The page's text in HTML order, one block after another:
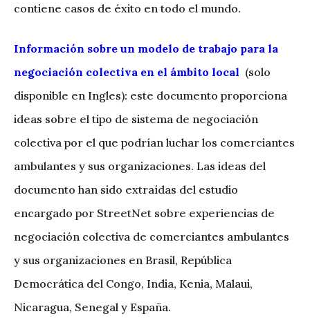
contiene casos de éxito en todo el mundo.
Información sobre un modelo de trabajo para la
negociación colectiva en el ámbito local (solo
disponible en Ingles): este documento proporciona
ideas sobre el tipo de sistema de negociación
colectiva por el que podrían luchar los comerciantes
ambulantes y sus organizaciones. Las ideas del
documento han sido extraídas del estudio
encargado por StreetNet sobre experiencias de
negociación colectiva de comerciantes ambulantes
y sus organizaciones en Brasil, República
Democrática del Congo, India, Kenia, Malaui,
Nicaragua, Senegal y España.